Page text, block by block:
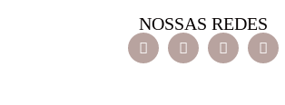
NOSSAS REDES